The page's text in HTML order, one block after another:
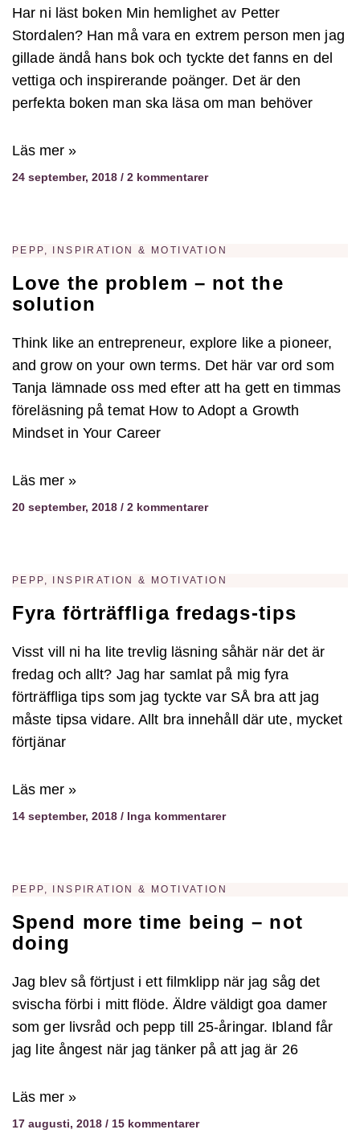
Har ni läst boken Min hemlighet av Petter
Stordalen? Han må vara en extrem person men jag
gillade ändå hans bok och tyckte det fanns en del
vettiga och inspirerande poänger. Det är den
perfekta boken man ska läsa om man behöver
Läs mer »
24 september, 2018 2 kommentarer
PEPP, INSPIRATION & MOTIVATION
Love the problem – not the
solution
Think like an entrepreneur, explore like a pioneer,
and grow on your own terms. Det här var ord som
Tanja lämnade oss med efter att ha gett en timmas
föreläsning på temat How to Adopt a Growth
Mindset in Your Career
Läs mer »
20 september, 2018 2 kommentarer
PEPP, INSPIRATION & MOTIVATION
Fyra förträffliga fredags-tips
Visst vill ni ha lite trevlig läsning såhär när det är
fredag och allt? Jag har samlat på mig fyra
förträffliga tips som jag tyckte var SÅ bra att jag
måste tipsa vidare. Allt bra innehåll där ute, mycket
förtjänar
Läs mer »
14 september, 2018 Inga kommentarer
PEPP, INSPIRATION & MOTIVATION
Spend more time being – not
doing
Jag blev så förtjust i ett filmklipp när jag såg det
svischa förbi i mitt flöde. Äldre väldigt goa damer
som ger livsråd och pepp till 25-åringar. Ibland får
jag lite ångest när jag tänker på att jag är 26
Läs mer »
17 augusti, 2018 15 kommentarer